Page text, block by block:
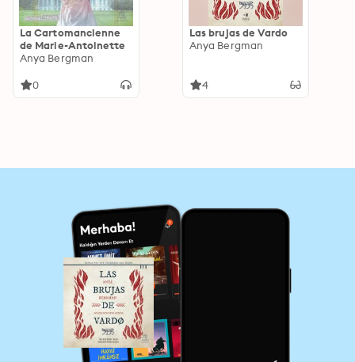
La Cartomancienne
de Marie-Antoinette
Anya Bergman
0
Las brujas de Vardo
Anya Bergman
4